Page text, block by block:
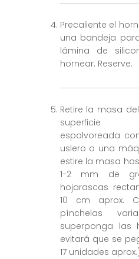
Precaliente el
una bandeja
lámina de
hornear. Reserve.
Retire la masa
superficie
espolvoreada
uslero o una
estire la masa
1-2 mm de
hojarascas
10 cm aprox.
pínchelas
superponga las
evitará que se
17 unidades